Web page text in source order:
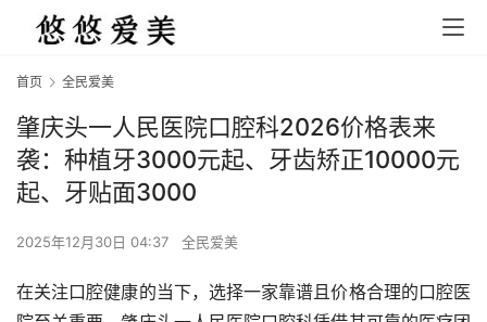
首页 全民爱美
肇庆头一人民医院口腔科2026价格表来
袭：种植牙3000元起、牙齿矫正10000元
起、牙贴面3000
2025年12月30日 04:37 全民爱美
在关注口腔健康的当下，选择一家靠谱且价格合理的口腔医